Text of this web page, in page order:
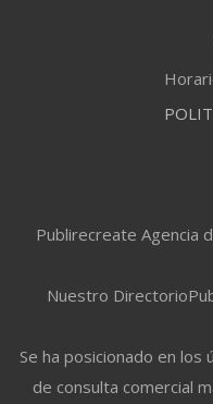
Publirecreate Agencia
Nuestro
Se ha posicionado en
de consulta comercial